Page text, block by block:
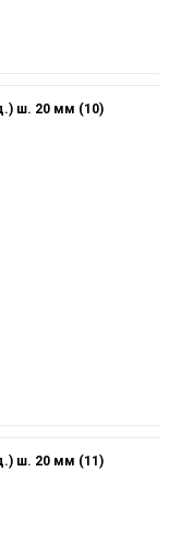
ш. 20 мм (10)
ш. 20 мм (11)